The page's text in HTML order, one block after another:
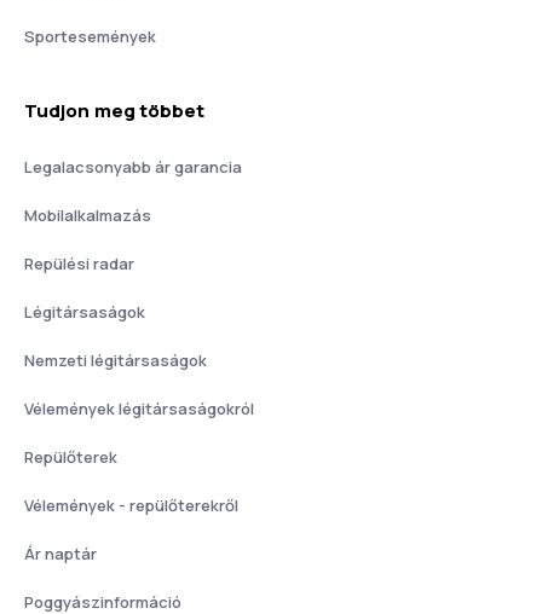
Sportesemények
Tudjon meg többet
Legalacsonyabb ár garancia
Mobilalkalmazás
Repülési radar
Légitársaságok
Nemzeti légitársaságok
Vélemények légitársaságokról
Repülőterek
Vélemények - repülőterekről
Ár naptár
Poggyászinformáció